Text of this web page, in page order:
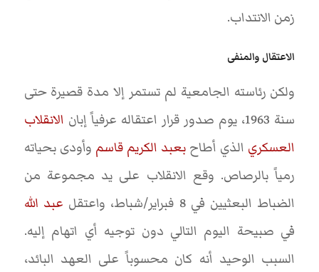
زمن الانتداب.
الاعتقال والمنفى
ولكن رئاسته الجامعية لم تستمر إلا مدة قصيرة حتى
سنة 1963، يوم صدور قرار اعتقاله عرفياً إبان
الانقلاب
العسكري الذي أطاح بعبد الكريم قاسم وأودى بحياته
رمياً بالرصاص. وقع الانقلاب على يد مجموعة من
الضباط البعثيين في 8 فبراير/شباط، واعتقل
عبد الله
في صبيحة اليوم التالي دون توجيه أي اتهام إليه.
السبب الوحيد أنه كان محسوباً على العهد البائد،